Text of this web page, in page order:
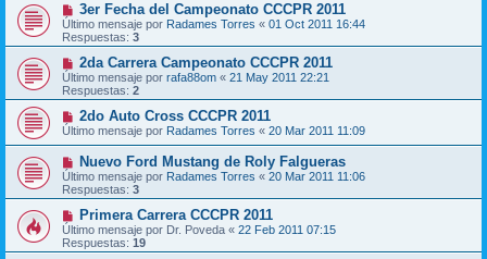
3er Fecha del Campeonato CCCPR 2011
Último mensaje por Radames Torres « 01 Oct 2011 16:44
Respuestas: 3
2da Carrera Campeonato CCCPR 2011
Último mensaje por rafa88om « 21 May 2011 22:21
Respuestas: 2
2do Auto Cross CCCPR 2011
Último mensaje por Radames Torres « 20 Mar 2011 11:09
Nuevo Ford Mustang de Roly Falgueras
Último mensaje por Radames Torres « 20 Mar 2011 11:06
Respuestas: 3
Primera Carrera CCCPR 2011
Último mensaje por Dr. Poveda « 22 Feb 2011 07:15
Respuestas: 19